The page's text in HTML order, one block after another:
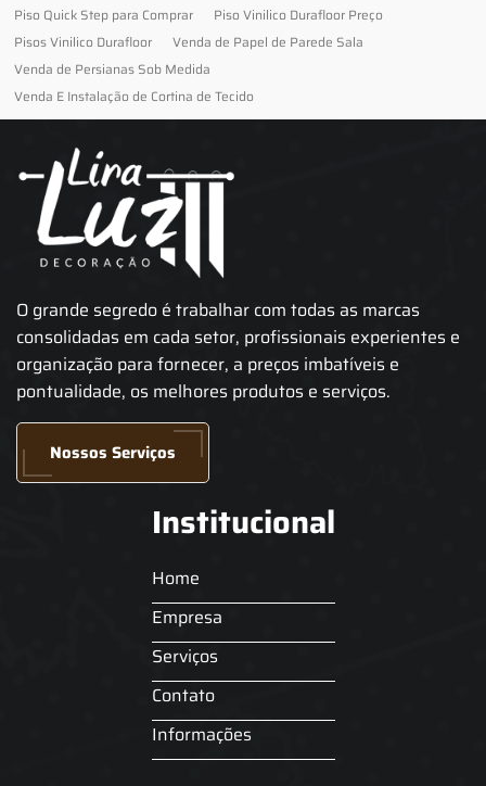
Piso Quick Step para Comprar
Piso Vinilico Durafloor Preço
Pisos Vinilico Durafloor
Venda de Papel de Parede Sala
Venda de Persianas Sob Medida
Venda E Instalação de Cortina de Tecido
O grande segredo é trabalhar com todas as marcas
consolidadas em cada setor, profissionais experientes e
organização para fornecer, a preços imbatíveis e
pontualidade, os melhores produtos e serviços.
Nossos Serviços
Institucional
Home
Empresa
Serviços
Contato
Informações